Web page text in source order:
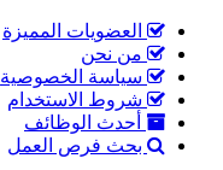
العضويات المميزة
من نحن
سياسة الخصوصية
شروط الاستخدام
أحدث الوظائف
بحث فرص العمل